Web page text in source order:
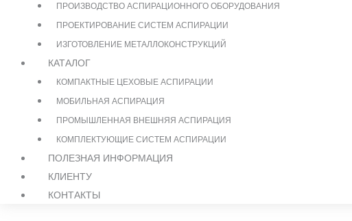
ПРОИЗВОДСТВО АСПИРАЦИОННОГО ОБОРУДОВАНИЯ
ПРОЕКТИРОВАНИЕ СИСТЕМ АСПИРАЦИИ
ИЗГОТОВЛЕНИЕ МЕТАЛЛОКОНСТРУКЦИЙ
КАТАЛОГ
КОМПАКТНЫЕ ЦЕХОВЫЕ АСПИРАЦИИ
МОБИЛЬНАЯ АСПИРАЦИЯ
ПРОМЫШЛЕННАЯ ВНЕШНЯЯ АСПИРАЦИЯ
КОМПЛЕКТУЮЩИЕ СИСТЕМ АСПИРАЦИИ
ПОЛЕЗНАЯ ИНФОРМАЦИЯ
КЛИЕНТУ
КОНТАКТЫ